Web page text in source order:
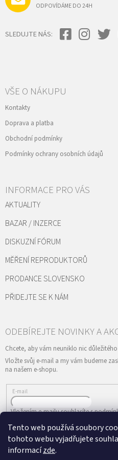
Tento web používá soubory
tohoto webu vyjadřujete
informacízde.
ODPOVÍDÁME DO 24H
SLEDUJTE NÁS:
VŠE O NÁKUPU
Kontakty
Doprava a platba
Obchodní podmínky
Podmínky ochrany osobních údajů
INFORMACE PRO VÁS
AKTUALITY
BAZAR / INZERCE
DISKUZNÍ FÓRUM
MĚŘENÍ REPRODUKTORŮ
PRODANCE SLOVENSKO
PŘIDEJTE SE K NÁM
Vložte svůj e-mail a my vám budeme
na našem e-shopu.
E-mail
Vložením e-mailu souhlasíte s
PŘIHLÁSIT SE